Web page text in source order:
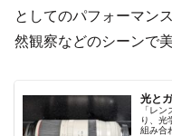
としてのパフォーマン
然観察などのシーンで
光と
「レ
り、光
組み合